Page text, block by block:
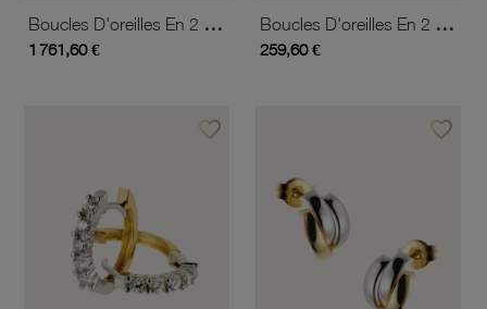
Boucles D'oreilles En 2 Ors
1 761,60 €
Boucles D'oreilles En 2 Ors Et Perle De Culture
259,60 €
favorite_borderAjouter à vos favoris favorite_borderAjouter